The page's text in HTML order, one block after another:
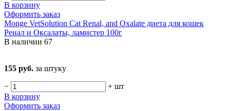
В корзину
Оформить заказ
Monge VetSolution Cat Renal, and Oxalate диета для кошек
Ренал и Оксалаты, ламистер 100г
В наличии 67
155 руб. за штуку
− + шт
В корзину
Оформить заказ